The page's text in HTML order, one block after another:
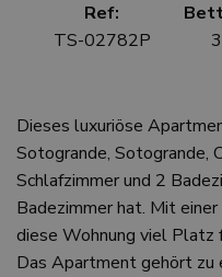
Ref:
TS-02782P
3
Dieses luxuriöse
Sotogrande, Sotogrande,
Schlafzimmer und 2
Badezimmer hat. Mit
diese Wohnung viel Platz
Das Apartment gehört zu